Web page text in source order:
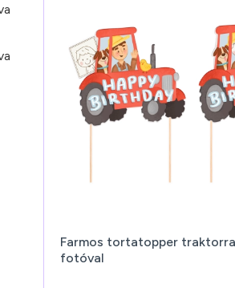
Farmos tortatopper
fotóval